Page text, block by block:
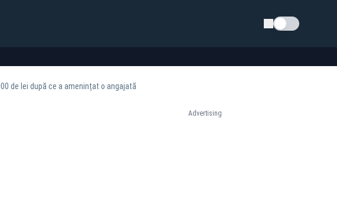
Schimba tema
de lei după ce a amenințat o angajată
Advertising